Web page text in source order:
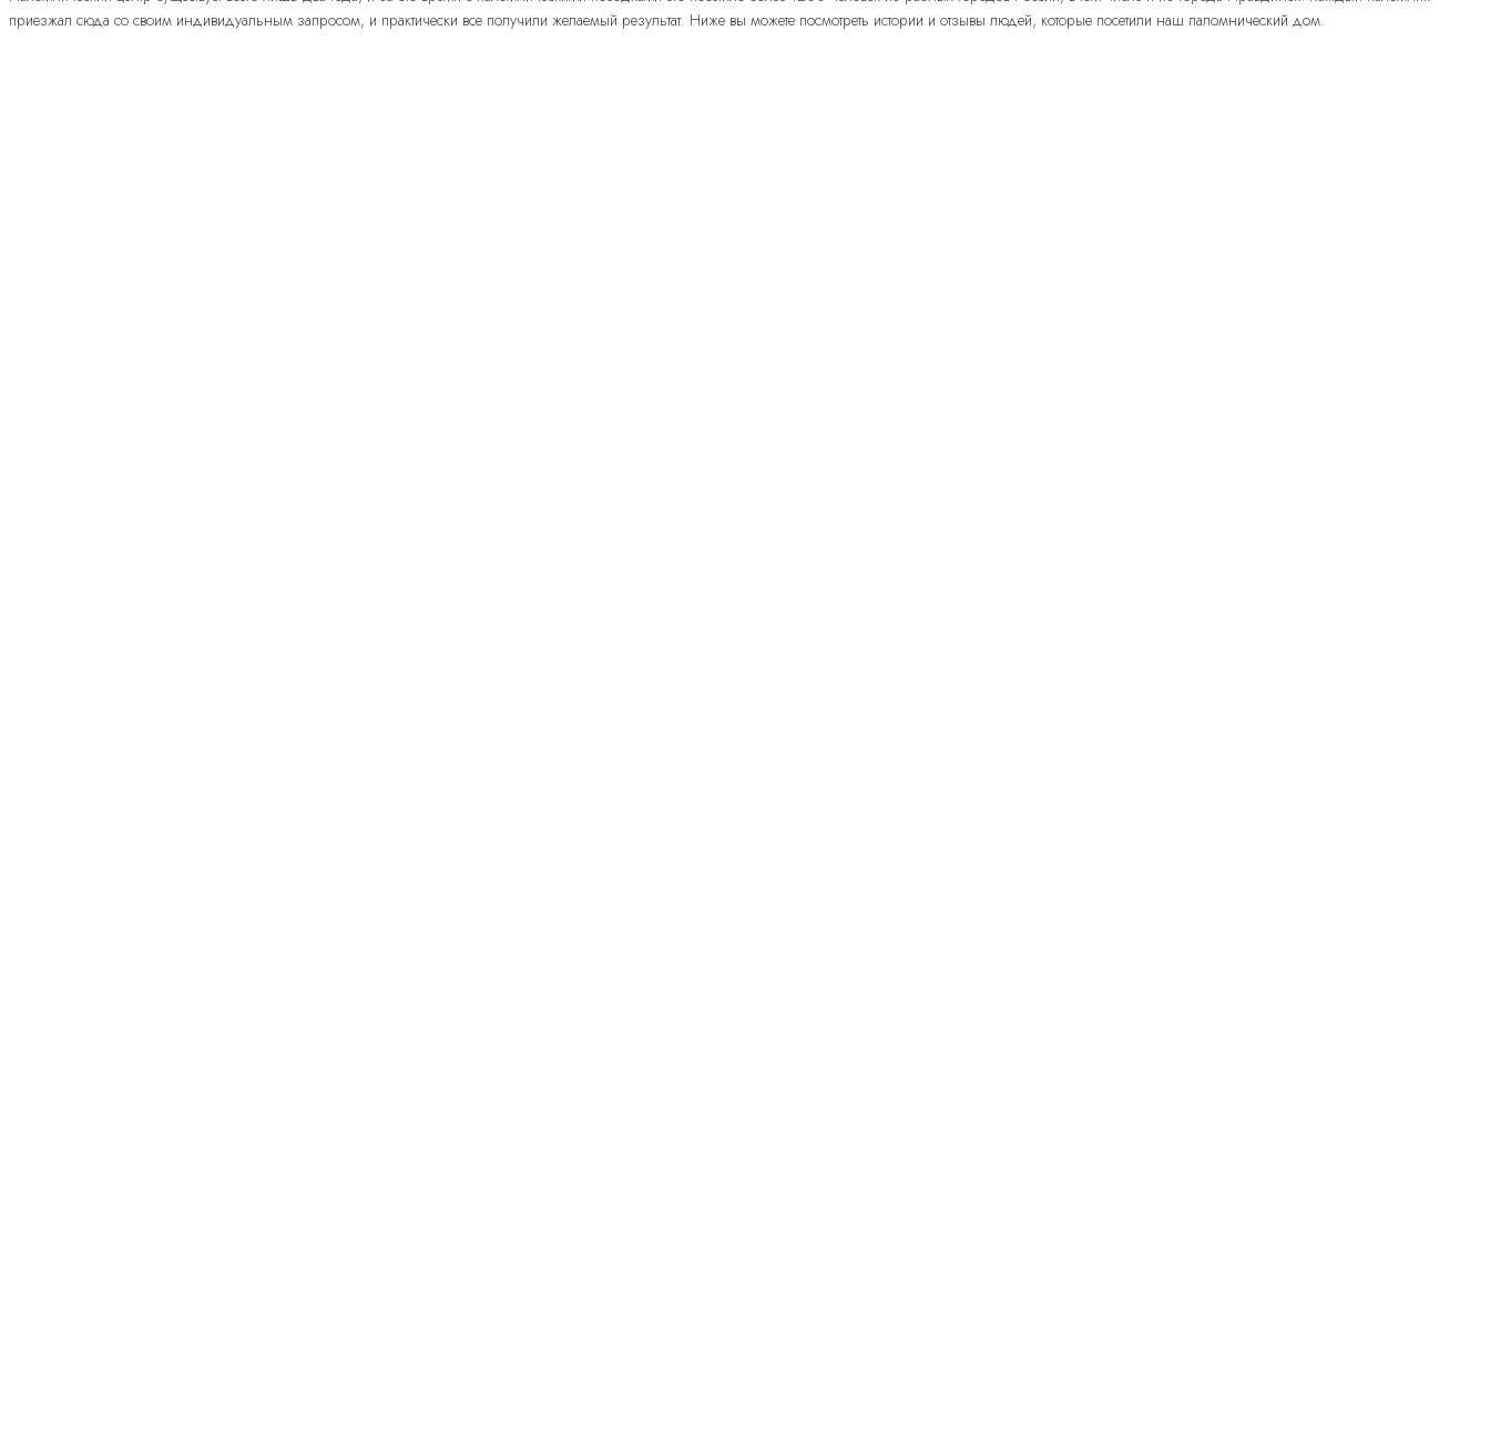
приезжал сюда со своим индивидуальным запросом, и практически все получили желаемый результат. Ниже вы можете посмотреть истории и отзывы людей, которые посетили наш паломнический дом.